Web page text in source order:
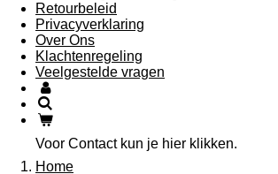
Retourbeleid
Privacyverklaring
Over Ons
Klachtenregeling
Veelgestelde vragen
Voor Contact kun je hier klikken.
Home